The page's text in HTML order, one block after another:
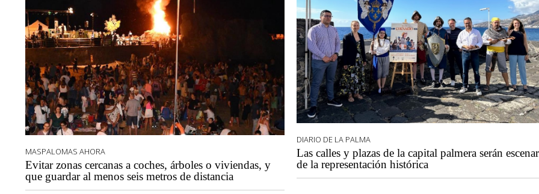
MASPALOMAS AHORA
Evitar zonas cercanas a coches, árboles o viviendas, y
que guardar al menos seis metros de distancia
DIARIO DE LA PALMA
Las calles y plazas de la capital palmera serán
de la representación histórica